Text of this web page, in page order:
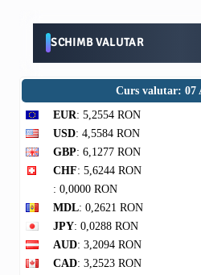
SCHIMB VALUTAR
Curs valutar: 07
EUR: 5,2554 RON
USD: 4,5584 RON
GBP: 6,1277 RON
CHF: 5,6244 RON
: 0,0000 RON
MDL: 0,2621 RON
JPY: 0,0288 RON
AUD: 3,2094 RON
CAD: 3,2523 RON